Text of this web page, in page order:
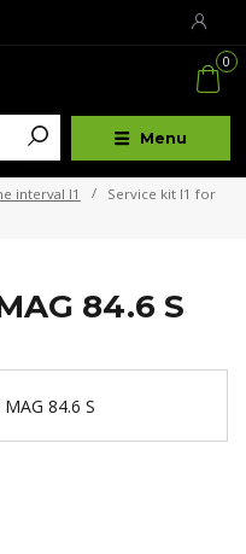
Menu
0
interval I1
Service kit I1 for
84.6 S